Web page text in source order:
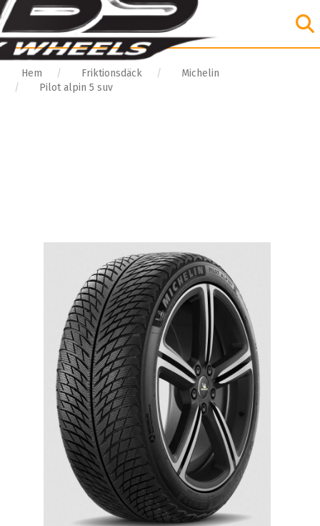
Hem Friktionsdäck
Michelin
Pilot alpin 5 suv